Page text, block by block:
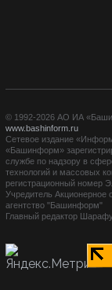
© 1992-2026 АО ИА
www.bashinform.ru
Сетевое издание
«Башинформ»
службе по надзору в
технологий и массовых
регистрационный номер
Учредитель
агентство "Башинформ"
Главный редактор